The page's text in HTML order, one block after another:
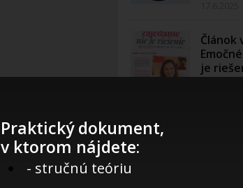
Článok
je
ktoré
keď
Praktický dokument,
v ktorom nájdete:
- stručnú teóriu